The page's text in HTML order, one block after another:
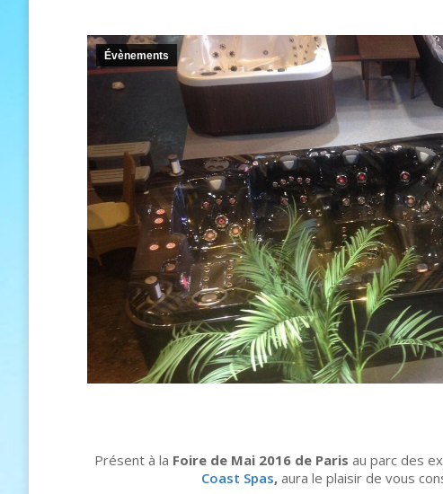
Évènements
Présent à la Foire de Mai 2016 de Paris au parc des
Coast Spas, aura le plaisir de vous